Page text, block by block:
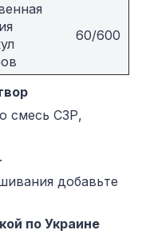
60/600
смесь СЗР,
добавьте
по Украине